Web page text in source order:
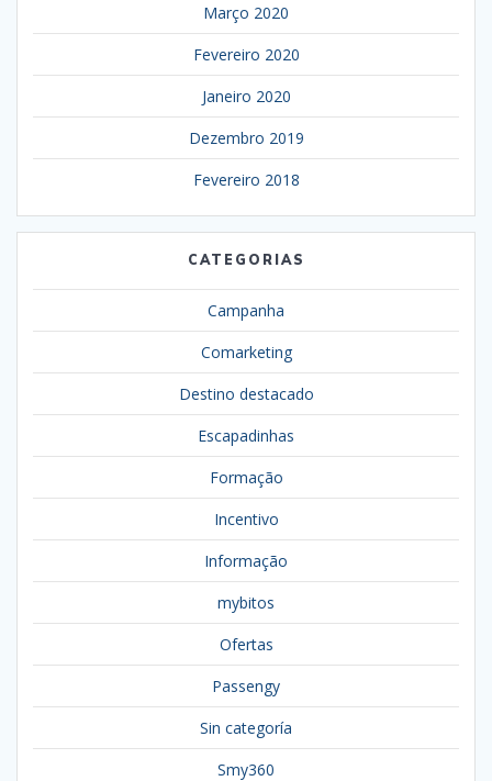
Março 2020
Fevereiro 2020
Janeiro 2020
Dezembro 2019
Fevereiro 2018
CATEGORIAS
Campanha
Comarketing
Destino destacado
Escapadinhas
Formação
Incentivo
Informação
mybitos
Ofertas
Passengy
Sin categoría
Smy360